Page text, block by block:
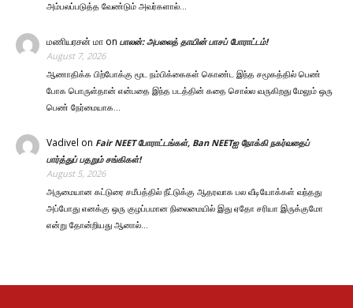
அம்பலப்படுத்த வேண்டும் அவர்களால்…
மணியரசன் மா on பாலன்: அபலைத் தாயின் பாசப் போராட்டம்!
August 7, 2026
ஆணாதிக்க பிற்போக்கு மூட நம்பிக்கைகள் கொண்ட இந்த சமூகத்தில் பெண்
போக பொருள்தான் என்பதை இந்த படத்தின் கதை சொல்ல வருகிறது மேலும் ஒரு
பெண் நேர்மையாக…
Vadivel on Fair NEET போராட்டங்கள், Ban NEETஐ நோக்கி நகர்வதைப்
பார்த்துப் பதறும் சங்கிகள்!
August 5, 2026
அருமையான கட்டுரை சமீபத்தில் நீட்டுக்கு ஆதரவாக பல வீடியோக்கள் வந்தது
அப்போது எனக்கு ஒரு குழப்பமான நிலைமையில் இது ஏதோ சரியா இருக்குமோ
என்று தோன்றியது ஆனால்…